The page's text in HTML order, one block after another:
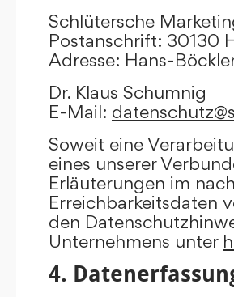
Schlütersche
Postanschrift: 30130
Adresse: Hans-
Dr. Klaus Schumnig
E-Mail:
Soweit eine
eines unserer
Erläuterungen im
Erreichbarkeitsdaten
den
Unternehmens unter
4.